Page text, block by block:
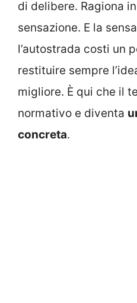
di delibere. Ragiona
sensazione. E la
l’autostrada costi un
restituire sempre
migliore. È qui che il
normativo e diventa
concreta.